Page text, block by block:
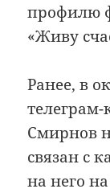
профилю
«Живу
Ранее, в
Смирнов
связан с
на него